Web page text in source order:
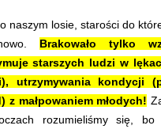
o naszym losie, starości do
Brakowało tylko
starszych ludzi w
utrzymywania kondycji
z małpowaniem młodych!
rozumieliśmy się, bo